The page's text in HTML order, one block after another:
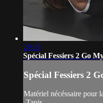
29:39
Spécial Fessiers 2 Go
Spécial Fessiers 2
Matériel nécéssaire pour